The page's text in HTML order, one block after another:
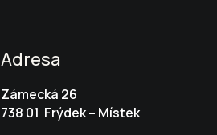
Adresa
Zámecká 26
738 01 Frýdek – Místek